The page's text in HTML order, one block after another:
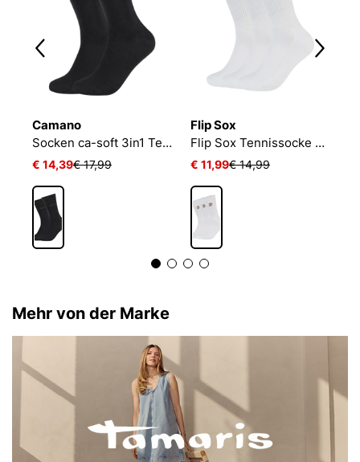
Camano
Socken ca-soft 3in1 Tencel Wolle Bambus
€ 14,39€ 17,99
Flip Sox
Flip Sox Tennissocke mit Motiv Flip Sox Tennissocke mit Motiv
€ 11,99€ 14,99
Mehr von der Marke